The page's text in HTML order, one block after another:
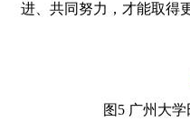
进、共同努力，才能取得
图5 广州大